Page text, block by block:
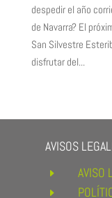
despedir el año
de Navarra? El
San Silvestre
disfrutar del...
AVISOS
E AVISO
E